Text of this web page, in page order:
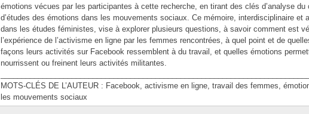
émotions vécues par les participantes à cette recherche, en tirant des clés d’analyse du
d’études des émotions dans les mouvements sociaux. Ce mémoire, interdisciplinaire et
dans les études féministes, vise à explorer plusieurs questions, à savoir comment est
l’expérience de l’activisme en ligne par les femmes rencontrées, à quel point et de
façons leurs activités sur Facebook ressemblent à du travail, et quelles émotions
nourrissent ou freinent leurs activités militantes.
MOTS-CLÉS DE L’AUTEUR : Facebook, activisme en ligne, travail des femmes,
les mouvements sociaux